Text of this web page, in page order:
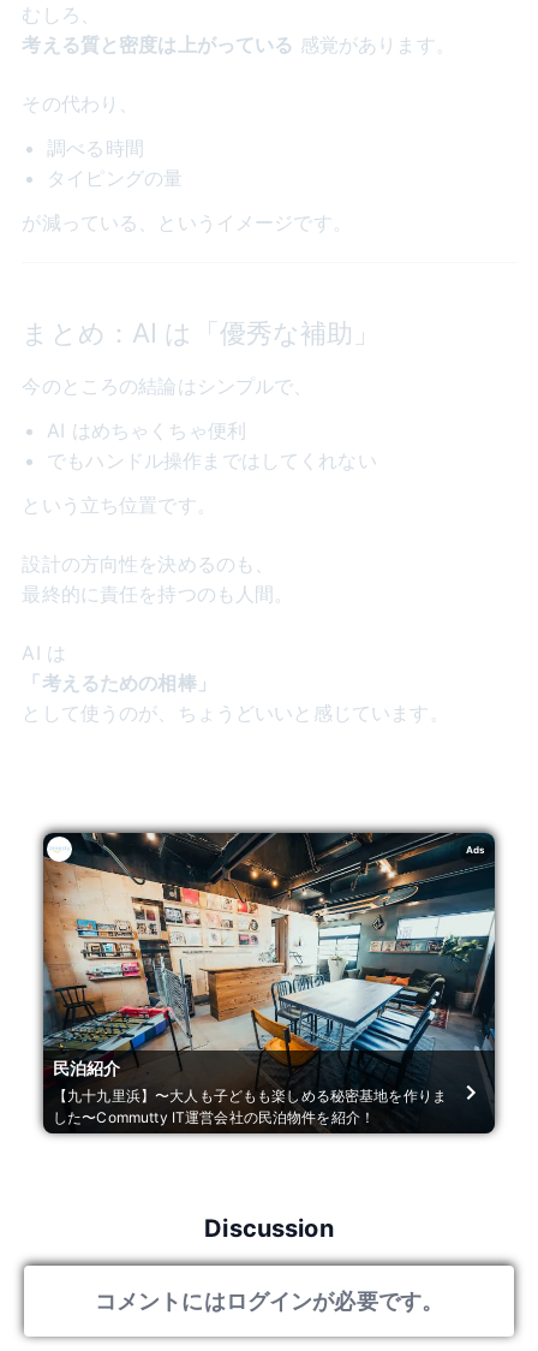
むしろ、
考える質と密度は上がっている 感覚があります。
その代わり、
調べる時間
タイピングの量
が減っている、というイメージです。
まとめ：AI は「優秀な補助」
今のところの結論はシンプルで、
AI はめちゃくちゃ便利
でもハンドル操作まではしてくれない
という立ち位置です。
設計の方向性を決めるのも、
最終的に責任を持つのも人間。
AI は
「考えるための相棒」
として使うのが、ちょうどいいと感じています。
Ads
民泊紹介
【九十九里浜】〜大人も子どもも楽しめる秘密基地を作りま
した〜Commutty IT運営会社の民泊物件を紹介！
Discussion
コメントにはログインが必要です。